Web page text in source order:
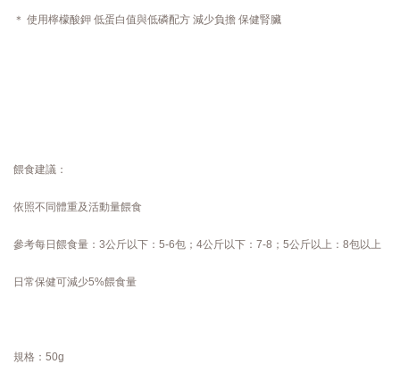
＊ 使用檸檬酸鉀 低蛋白值與低磷配方 減少負擔 保健腎臟
餵食建議：
依照不同體重及活動量餵食
參考每日餵食量：3公斤以下：5-6包；4公斤以下：7-8；5公斤以上：8包以上
日常保健可減少5%餵食量
規格：50g